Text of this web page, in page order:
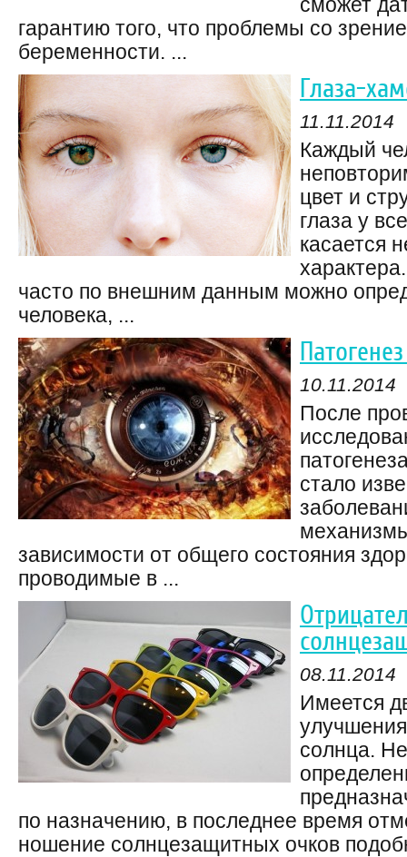
гарантию того, что проблемы со
беременности. ...
Глаза-
11.11.2014
Каждый
цвет и
глаза у
касается
часто по внешним данным можно
человека, ...
10.11.2014
После
стало
зависимости от общего состояния
проводимые в ...
08.11.2014
Имеется
солнца.
по назначению, в последнее время
ношение солнцезащитных очков